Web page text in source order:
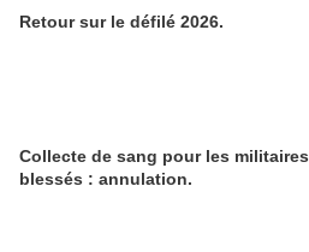
Retour sur le défilé 2026.
Collecte de sang pour les militaires
blessés : annulation.